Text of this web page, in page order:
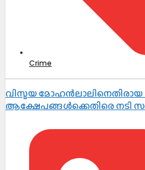
Crime
വിസ്മയ
ആക്ഷേപങ്ങൾക്കെതിരെ നടി